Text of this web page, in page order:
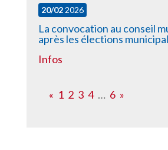
20/022026
La convocation au conseil
après les élections
Infos
« 1 2 3 4 … 6 »